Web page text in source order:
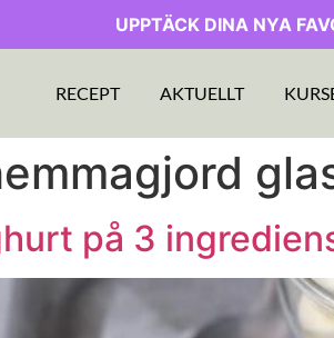
UPPTÄCK DINA NYA
RECEPT AKTUELLT
på 3